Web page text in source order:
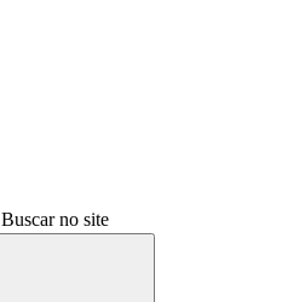
Buscar no site